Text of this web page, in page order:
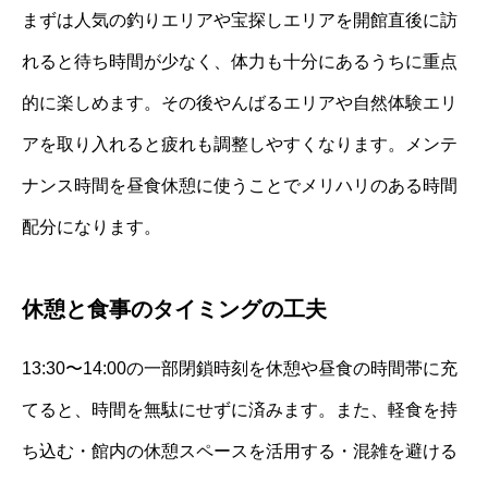
まずは人気の釣りエリアや宝探しエリアを開館直後に訪
れると待ち時間が少なく、体力も十分にあるうちに重点
的に楽しめます。その後やんばるエリアや自然体験エリ
アを取り入れると疲れも調整しやすくなります。メンテ
ナンス時間を昼食休憩に使うことでメリハリのある時間
配分になります。
休憩と食事のタイミングの工夫
13:30〜14:00の一部閉鎖時刻を休憩や昼食の時間帯に充
てると、時間を無駄にせずに済みます。また、軽食を持
ち込む・館内の休憩スペースを活用する・混雑を避ける